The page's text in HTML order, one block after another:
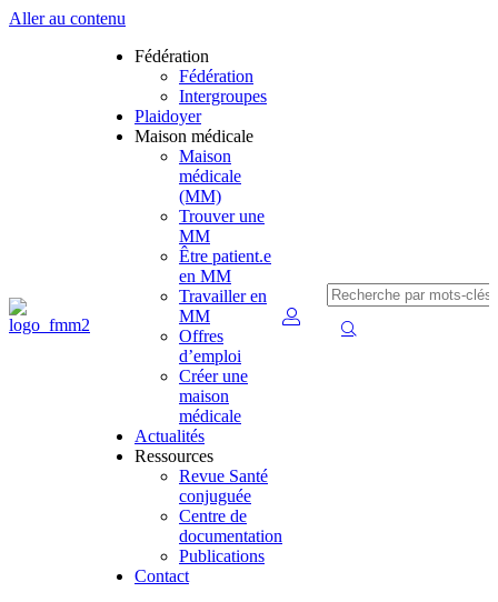
Aller au contenu
Fédération
Fédération
Intergroupes
Plaidoyer
Maison médicale
Maison
médicale
(MM)
Trouver une
MM
Être patient.e
en MM
Travailler en
MM
Offres
d’emploi
Créer une
maison
médicale
Actualités
Ressources
Revue Santé
conjuguée
Centre de
documentation
Publications
Contact